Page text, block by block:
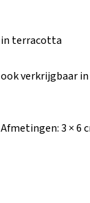
in terracotta
ook verkrijgbaar
Afmetingen:3 × 6